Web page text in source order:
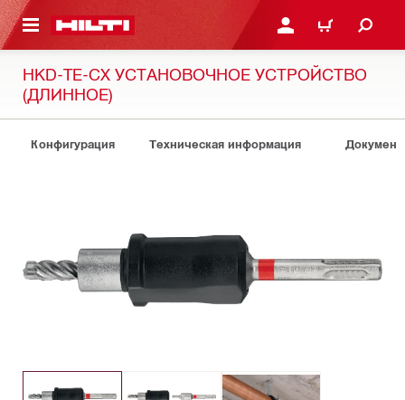
КОНТЕНТУ ВОЙДИТЕ В СВОЮ
КОРЗИНА
HKD-TE-CX УСТАНОВОЧНОЕ УСТРОЙСТВО
(ДЛИННОЕ)
Конфигурация Техническая информация